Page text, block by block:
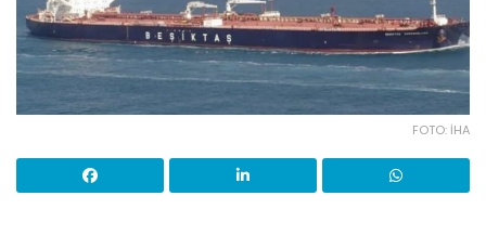
FOTO: İHA